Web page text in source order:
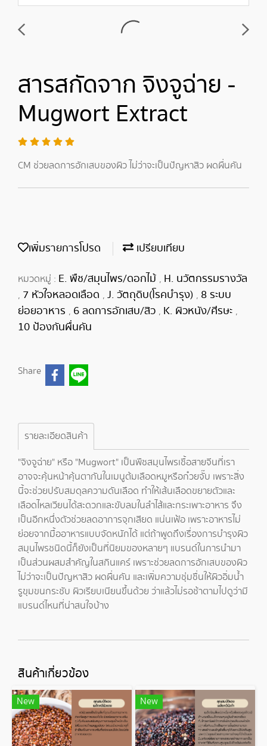
สารสกัดจาก จิงจูฉ่าย -
Mugwort Extract
CM ช่วยลดการอักเสบของผิว ไม่ว่าจะเป็นปัญหาสิว ผดผื่นคัน
เพิ่มรายการโปรด เปรียบเทียบ
หมวดหมู่ : E. พืช/สมุนไพร/ดอกไม้ , H. นวัตกรรมรางวัล
, 7 หัวใจหลอดเลือด , J. วัตถุดิบ(โรคบำรุง) , 8 ระบบ
ย่อยอาหาร , 6 ลดการอักเสบ/สิว , K. ผิวหนัง/ศีรษะ ,
10 ป้องกันผื่นคัน
Share
รายละเอียดสินค้า
"จิงจูฉ่าย" หรือ "Mugwort" เป็นพืชสมุนไพรเชื้อสายจีนที่เรา
อาจจะคุ้นหน้าคุ้นตากันในเมนูต้มเลือดหมูหรือก๋วยจั๊บ เพราะสิ่ง
นี้จะช่วยปรับสมดุลความดันเลือด ทำให้เส้นเลือดขยายตัวและ
เลือดไหลเวียนได้สะดวกและขับลมในลำไส้และกระเพาะอาหาร จึง
เป็นอีกหนึ่งตัวช่วยลดอาการจุกเสียด แน่นเฟ้อ เพราะอาหารไม่
ย่อยจากมื้ออาหารแบบจัดหนักได้ แต่ถ้าพูดถึงเรื่องการบำรุงผิว
สมุนไพรชนิดนี้ก็ยังเป็นที่นิยมของหลายๆ แบรนด์ในการนำมา
เป็นส่วนผสมสำคัญในสกินแคร์ เพราะช่วยลดการอักเสบของผิว
ไม่ว่าจะเป็นปัญหาสิว ผดผื่นคัน และเพิ่มความชุ่มชื่นให้ผิวอิ่มน้ำ
รูขุมขนกระชับ ผิวเรียบเนียนขึ้นด้วย ว่าแล้วไม่รอช้าตามไปดูว่ามี
แบรนด์ไหนที่น่าสนใจบ้าง
สินค้าเกี่ยวข้อง
New New